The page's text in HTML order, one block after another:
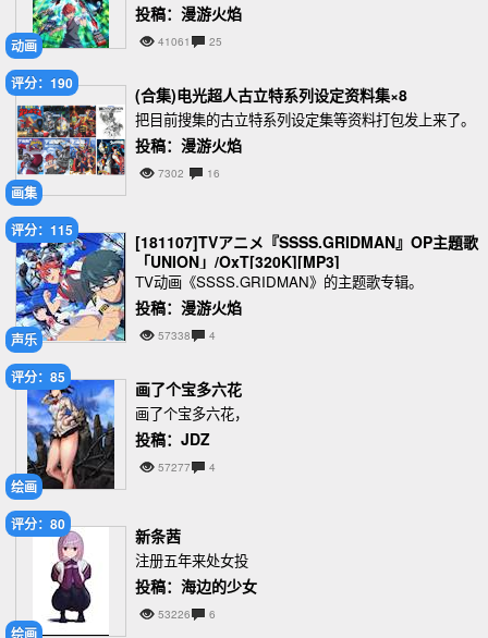
动画
投稿：漫游火焰
41061 25
画集
评分：190
(合集)电光超人古立特系列设定资料集×8
把目前搜集的古立特系列设定集等资料打包发上来了。
投稿：漫游火焰
7302 16
声乐
评分：115
[181107]TVアニメ『SSSS.GRIDMAN』OP主題歌
「UNION」/OxT[320K][MP3]
TV动画《SSSS.GRIDMAN》的主题歌专辑。
投稿：漫游火焰
57338 4
绘画
评分：85
画了个宝多六花
画了个宝多六花，
投稿：JDZ
57277 4
绘画
评分：80
新条茜
注册五年来处女投
投稿：海边的少女
53226 6